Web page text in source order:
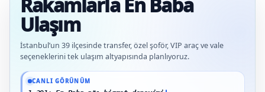
Rakamlarla En Baba
Ulaşım
İstanbul’un 39 ilçesinde transfer, özel şoför, VIP araç ve vale
seçeneklerini tek ulaşım altyapısında planlıyoruz.
CANLI GÖRÜNÜM
Güncel veriler: 1.291+ En Baba ağı hizmet deneyimi; 91 platform genelinde